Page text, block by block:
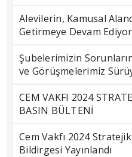
Alevilerin, Kamusal
Getirmeye Devam
Şubelerimizin
ve Görüşmelerimiz
CEM VAKFI 2024
BASIN BÜLTENİ
Cem Vakfı 2024
Bildirgesi Yayınlandı